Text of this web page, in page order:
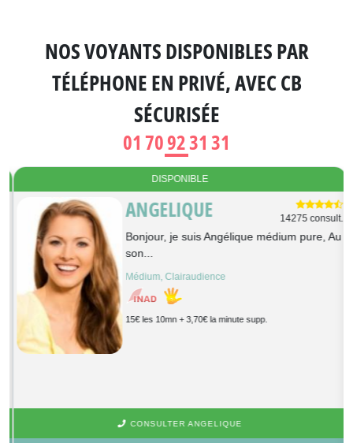
NOS VOYANTS DISPONIBLES PAR
TÉLÉPHONE EN PRIVÉ, AVEC CB
SÉCURISÉE
01 70 92 31 31
DISPONIBLE
ANGELIQUE 14275 consult.
Bonjour, je suis Angélique médium pure, Au
son...
Médium, Clairaudience
15€ les 10mn + 3,70€ la minute supp.
CONSULTER ANGELIQUE